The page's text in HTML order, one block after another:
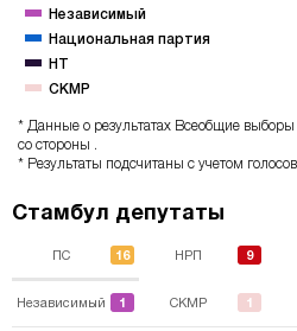
Независимый
Национальная партия
НТ
CKMP
* Данные о результатах Всеобщие
со стороны .
* Результаты подсчитаны с учетом
Стамбул депутаты
ПС 16 НРП 9
Независимый 1 CKMP 1